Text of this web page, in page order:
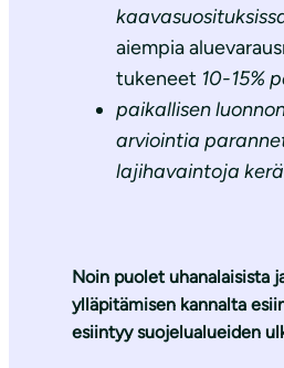
aiempia
tukeneet 10-15%
paikallisen
arviointia
lajihavaintoja
Noin puolet uhanalaisista
ylläpitämisen kannalta
esiintyy suojelualueiden